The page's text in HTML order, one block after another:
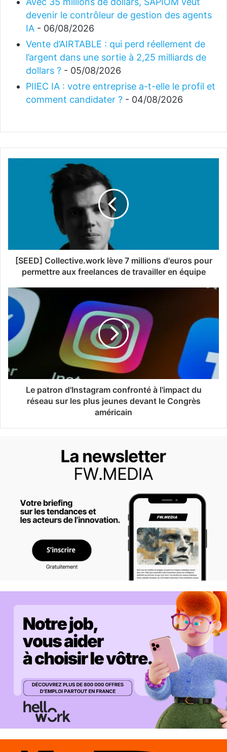
devenir le contrôleur de gestion des agents
IA - 06/08/2026
Vente d’AIRTABLE : qui perd réellement de
l’argent dans une sortie à 2,25 milliards de
dollars ? - 05/08/2026
PIIEC IA : votre entreprise a-t-elle le profil et
comment candidater ? - 04/08/2026
[SEED] Collective.work lève 7 millions d'euros pour
permettre aux freelances de travailler en équipe
Le patron d'Instagram confronté à l'impact du
réseau sur les plus jeunes devant le Congrès
américain